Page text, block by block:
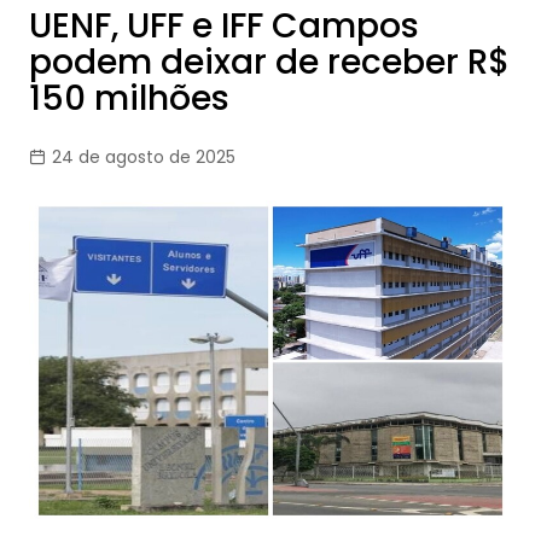
UENF, UFF e IFF Campos
podem deixar de receber R$
150 milhões
24 de agosto de 2025